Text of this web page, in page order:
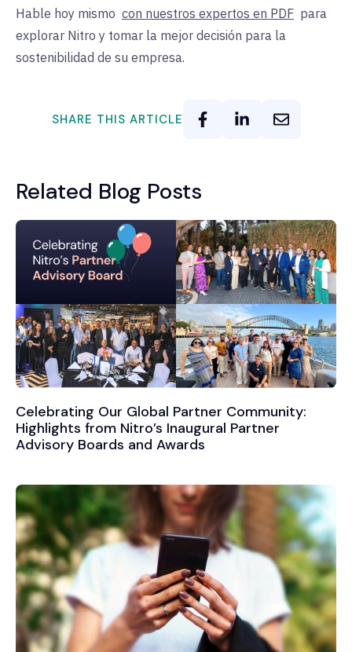
Hable hoy mismo con nuestros expertos en PDF para
explorar Nitro y tomar la mejor decisión para la
sostenibilidad de su empresa.
SHARE THIS ARTICLE
Related Blog Posts
Celebrating Our Global Partner Community:
Highlights from Nitro’s Inaugural Partner
Advisory Boards and Awards